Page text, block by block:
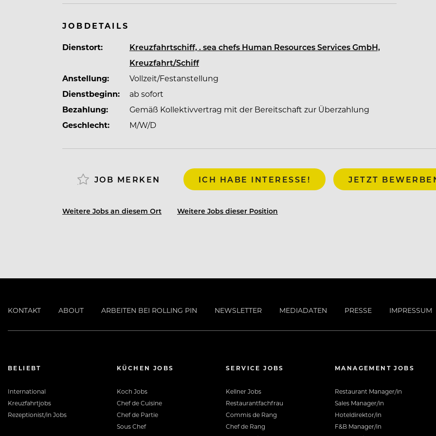
einzigartige Karrieremöglichkeiten an Bord von Kreuzfahrtschiffen im Premium- bis
Entdecke mit uns die Welt und erlebe deine
JOBDETAILS
Dienstort:
Kreuzfahrtschiff, . sea chefs Human Resources Services GmbH,
Kreuzfahrt/Schiff
Anstellung:
Vollzeit/Festanstellung
Dienstbeginn:
ab sofort
Bezahlung:
Gemäß Kollektivvertrag mit der Bereitschaft zur Überzahlung
Geschlecht:
M/W/D
JOB MERKEN ICH HABE INTERESSE! JETZT
Weitere Jobs an diesem Ort Weitere Jobs dieser Position
KONTAKT ABOUT ARBEITEN BEI ROLLING PIN NEWSLETTER MEDIADATEN PRESSE IMPRESSUM
BELIEBT
International
Kreuzfahrtjobs
Rezeptionist/in Jobs
KÜCHEN JOBS
Koch Jobs
Chef de Cuisine
Chef de Partie
Sous Chef
SERVICE JOBS
Kellner Jobs
Restaurantfachfrau
Commis de Rang
Chef de Rang
MANAGEMENT JOBS
Restaurant Manager/in
Sales Manager/in
Hoteldirektor/in
F&B Manager/in